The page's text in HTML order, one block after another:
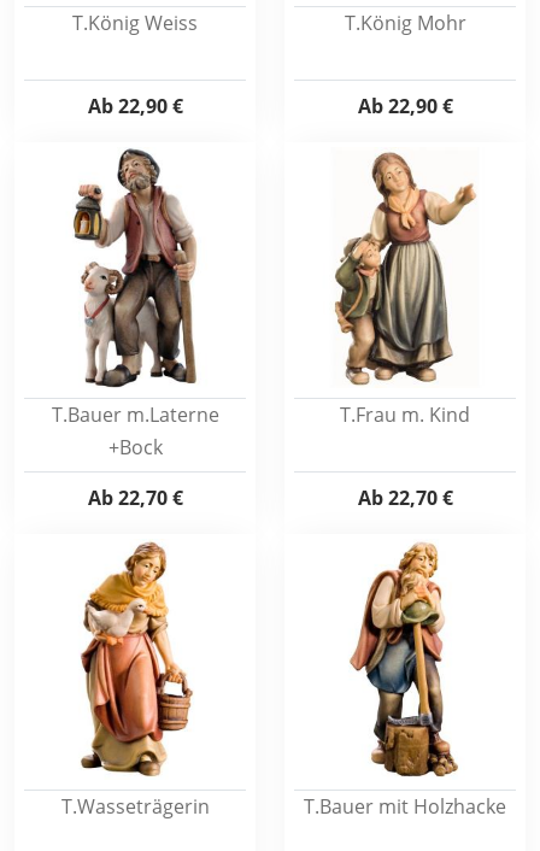
T.König Weiss
Ab22,90 €
T.König Mohr
Ab22,90 €
T.Bauer m.Laterne
+Bock
Ab22,70 €
T.Frau m. Kind
Ab22,70 €
T.Wasseträgerin T.Bauer mit Holzhacke